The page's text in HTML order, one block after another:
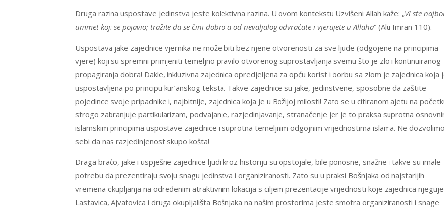
Druga razina uspostave jedinstva jeste kolektivna razina. U ovom kontekstu Uzvišeni Allah kaže: „Vi ste
ummet koji se pojavio; tražite da se čini dobro a od nevaljalog odvraćate i vjerujete u Allaha“ (Alu Imran 110).
Uspostava jake zajednice vjernika ne može biti bez njene otvorenosti za sve ljude (odgojene na principima
vjere) koji su spremni primjeniti temeljno pravilo otvorenog suprostavljanja svemu što je zlo i kontinuiranog
propagiranja dobra! Dakle, inkluzivna zajednica opredjeljena za opću korist i borbu sa zlom je zajednica koja
uspostavljena po principu kur’anskog teksta. Takve zajednice su jake, jedinstvene, sposobne da zaštite
pojedince svoje pripadnike i, najbitnije, zajednica koja je u Božijoj milosti! Zato se u citiranom ajetu na
strogo zabranjuje partikularizam, podvajanje, razjedinjavanje, stranačenje jer je to praksa suprotna
islamskim principima uspostave zajednice i suprotna temeljnim odgojnim vrijednostima islama. Ne dozvolimo
sebi da nas razjedinjenost skupo košta!
Draga braćo, jake i uspješne zajednice ljudi kroz historiju su opstojale, bile ponosne, snažne i takve su imale
potrebu da prezentiraju svoju snagu jedinstva i organiziranosti. Zato su u praksi Bošnjaka od najstarijih
vremena okupljanja na određenim atraktivnim lokacija s ciljem prezentacije vrijednosti koje zajednica njeguje.
Lastavica, Ajvatovica i druga okupljališta Bošnjaka na našim prostorima jeste smotra organiziranosti i snage